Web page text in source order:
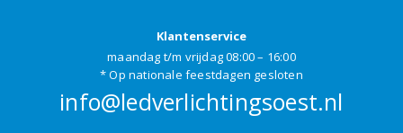
Klantenservice
maandag t/m vrijdag 08:00 – 16:00
* Op nationale feestdagen gesloten
info@ledverlichtingsoest.nl